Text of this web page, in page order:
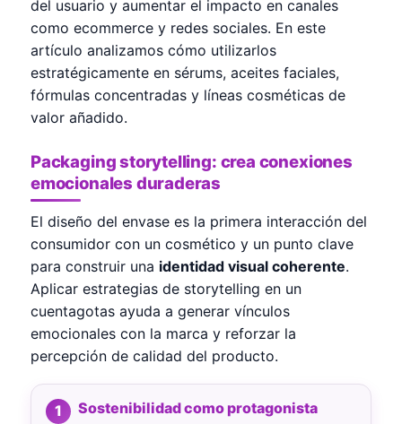
del usuario y aumentar el impacto en canales
como ecommerce y redes sociales. En este
artículo analizamos cómo utilizarlos
estratégicamente en sérums, aceites faciales,
fórmulas concentradas y líneas cosméticas de
valor añadido.
Packaging storytelling: crea conexiones
emocionales duraderas
El diseño del envase es la primera interacción del
consumidor con un cosmético y un punto clave
para construir una identidad visual coherente.
Aplicar estrategias de storytelling en un
cuentagotas ayuda a generar vínculos
emocionales con la marca y reforzar la
percepción de calidad del producto.
Sostenibilidad como protagonista